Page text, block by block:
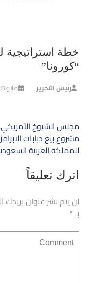
خطة
“كورونا”
رئيس التحرير مايو 18, 2020
تصفّح
المقالات
مجلس الشيوخ الأمريكي
مشروع بيع دبابات الابرامز
للمملكة العربية
اترك تعليقاً
لن يتم نشر عنوان بريدك
بـ*